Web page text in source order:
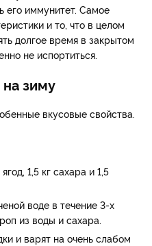
его иммунитет. Самое
и то, что в целом
долгое время в закрытом
не испортиться.
зиму
вкусовые свойства.
1,5 кг сахара и 1,5
воде в течение 3-х
из воды и сахара.
и варят на очень слабом